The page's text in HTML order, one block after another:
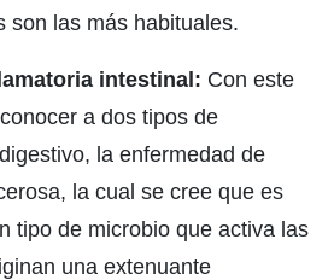
son las más habituales.
intestinal: Con este
a dos tipos de
la enfermedad de
la cual se cree que es
tipo de microbio que activa las
una extenuante